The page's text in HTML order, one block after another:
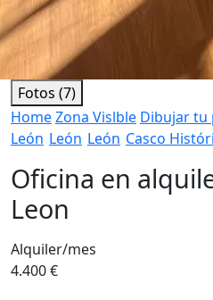
Fotos (7)
HomeZona Vislble Dibujar tu
León León León Casco
Oficina en
Leon
Alquiler/mes
4.400 €